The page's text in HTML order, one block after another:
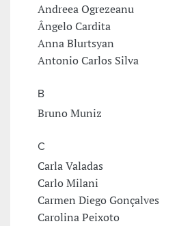
Andreea Ogrezeanu
Ângelo Cardita
Anna Blurtsyan
Antonio Carlos Silva
B
Bruno Muniz
C
Carla Valadas
Carlo Milani
Carmen Diego Gonçalves
Carolina Peixoto